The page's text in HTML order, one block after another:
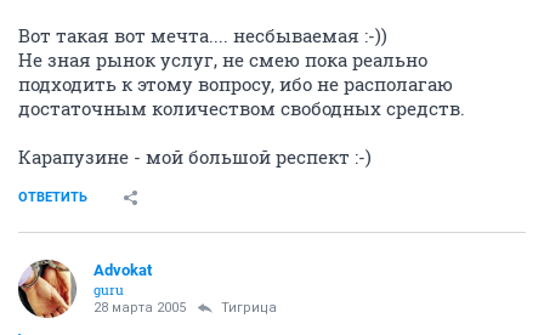
Вот такая вот мечта.... несбываемая :-))
Не зная рынок услуг, не смею пока реально
подходить к этому вопросу, ибо не располагаю
достаточным количеством свободных средств.
Карапузине - мой большой респект :-)
ОТВЕТИТЬ
Advokat
guru
28 марта 2005 Тигрица